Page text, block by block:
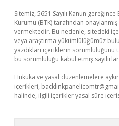
Sitemiz, 5651 Sayılı Kanun
Kurumu (BTK) tarafından
vermektedir. Bu nedenle, sitedeki
veya araştırma yükümlülüğümüz
yazdıkları içeriklerin sorumluluğunu
bu sorumluluğu kabul etmiş
Hukuka ve yasal düzenlemelere
içerikleri,
halinde, ilgili içerikler yasal süre